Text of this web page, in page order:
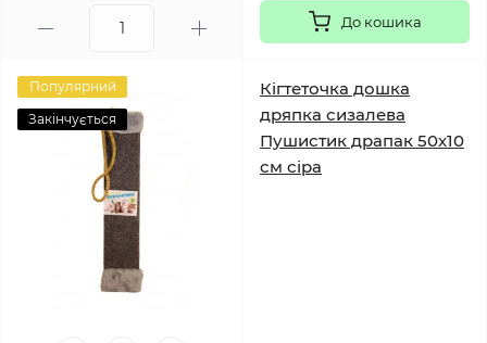
До кошика
Популярний
Закінчується
Кігтеточка дошка
дряпка сизалева
Пушистик драпак 50х10
см сіра